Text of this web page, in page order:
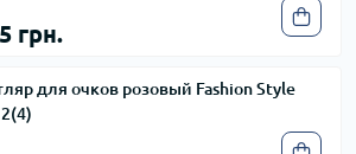
грн.
для очков розовый Fashion Style